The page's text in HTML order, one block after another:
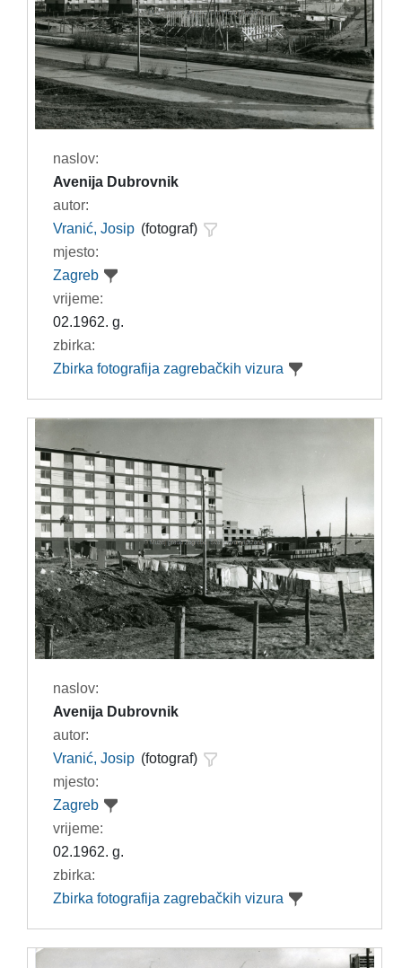
naslov:
Avenija Dubrovnik
autor:
Vranić, Josip (fotograf)
mjesto:
Zagreb
vrijeme:
02.1962. g.
zbirka:
Zbirka fotografija zagrebačkih vizura
naslov:
Avenija Dubrovnik
autor:
Vranić, Josip (fotograf)
mjesto:
Zagreb
vrijeme:
02.1962. g.
zbirka:
Zbirka fotografija zagrebačkih vizura